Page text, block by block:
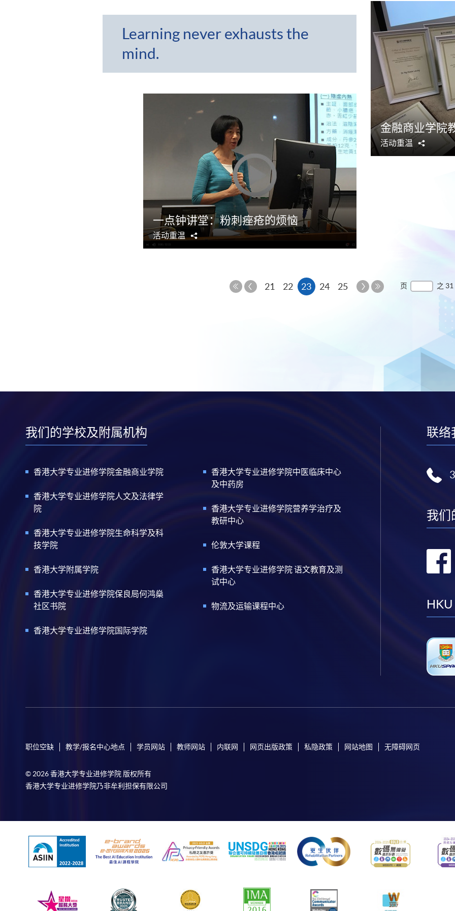
Learning never exhausts the
mind.
一点钟讲堂：粉刺痤疮的烦恼
活动重温
分
金融商业学院
活动重温
上
21 22 23本 24 25
下
页 之 31
我们的学校及附属机构
香港大学专业进修学院金融商业学院
香港大学专业进修学院人文及法律学
院
香港大学专业进修学院生命科学及科
技学院
香港大学附属学院
香港大学专业进修学院保良局何鸿燊
社区书院
香港大学专业进修学院国际学院
香港大学专业进修学院中医临床中心
及中药房
香港大学专业进修学院营养学治疗及
教研中心
伦敦大学课程
香港大学专业进修学院 语文教育及测
试中心
物流及运输课程中心
联络
我们
HKU
职位空缺 教学/报名中心地点 学员网站 教师网站 内联网 网页出版政策 私隐政策 网站地图 无障碍网页
© 2026 香港大学专业进修学院 版权所有
香港大学专业进修学院乃非牟利担保有限公司